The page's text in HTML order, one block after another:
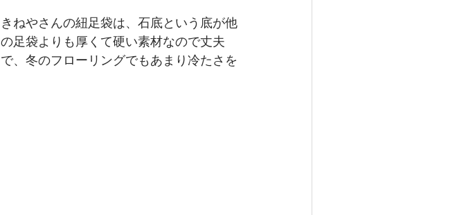
きねやさんの紐足袋は、石底という底が他
の足袋よりも厚くて硬い素材なので丈夫
で、冬のフローリングでもあまり冷たさを